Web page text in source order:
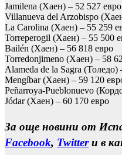
Jamilena (Хаен) – 52 527 евро
Villanueva del Arzobispo
La Carolina (Хаен) – 55 259
Torreperogil (Хаен) – 55 500
Bailén (Хаен) – 56 818 евро
Torredonjimeno (Хаен) – 58
Alameda de la Sagra (Толедо)
Mengíbar (Хаен) – 59 120
Peñarroya-Pueblonuevo
Jódar (Хаен) – 60 170 евро
За още новини от
Facebook, Twitterи в